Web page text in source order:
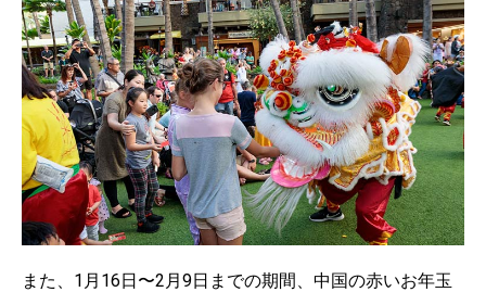
また、1月16日〜2月9日までの期間、中国の赤いお年玉